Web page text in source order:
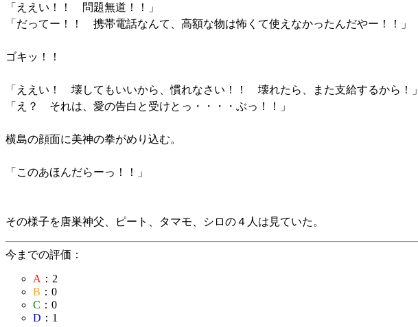
「ええい！！ 問題無道！！」
「だってー！！ 携帯電話なんて、高額な物は怖くて使えなかったんだやー！！」
ゴキッ！！
「ええい！ 壊してもいいから、慣れなさい！！ 壊れたら、また支給するから！」
「え？ それは、愛の告白と受けとっ・・・・ぶっ！！」
横島の顔面に美神の拳がめり込む。
「このあほんだらーっ！！」
その様子を唐巣神父、ピート、タマモ、シロの４人は見ていた。
今までの評価：
A ：2
B ：0
C ：0
D ：1